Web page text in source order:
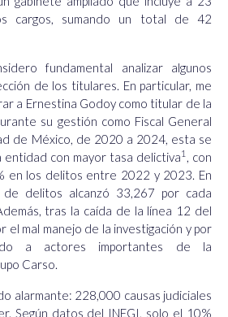
cargos, sumando un total de 42
fundamental analizar algunos
de los titulares. En particular, me
a Ernestina Godoy como titular de la
su gestión como Fiscal General
de México, de 2020 a 2024, esta se
con mayor tasa delictiva1 , con
en los delitos entre 2022 y 2023. En
delitos alcanzó 33,267 por cada
tras la caída de la línea 12 del
el mal manejo de la investigación y por
a actores importantes de la
Carso.
alarmante: 228,000 causas judiciales
Según datos del INEGI, solo el 10%